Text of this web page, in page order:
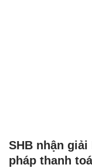
SHB nhận
pháp thanh